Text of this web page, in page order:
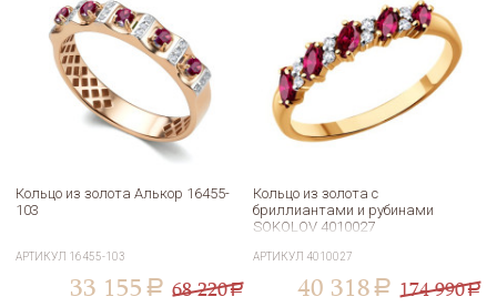
Кольцо из золота Алькор 16455-
103
АРТИКУЛ 16455-103
33 155 a 68 220a
Кольцо из золота с
бриллиантами и рубинами
SOKOLOV 4010027
АРТИКУЛ 4010027
40 318 a 174 990a